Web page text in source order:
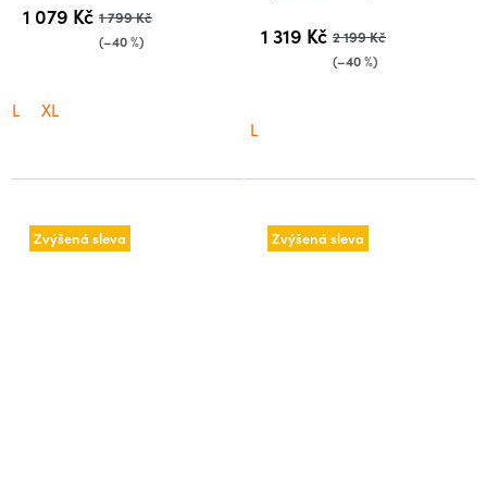
1 079 Kč 1 799 Kč
(–40 %)
L XL
1 319 Kč 2 199 Kč
(–40 %)
L
Zvýšená sleva Zvýšená sleva